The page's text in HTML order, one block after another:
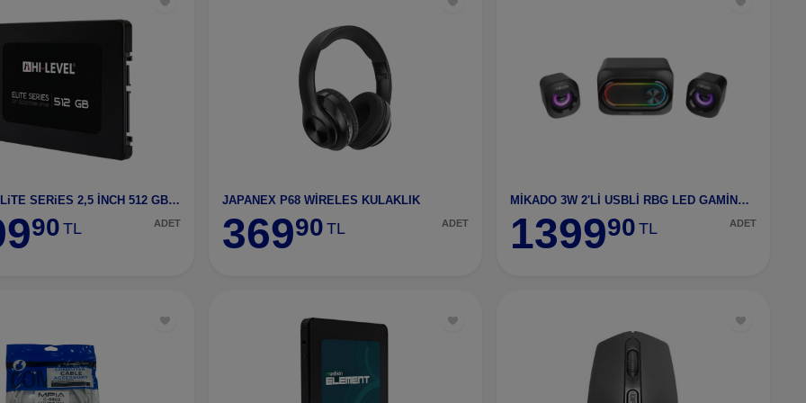
HI-LEVEL ELiTE SERiES 2,5 İNCH 512 GB SSD HDD
90 TL ADET
JAPANEX P68 WİRELES KULAKLIK
36990 TL ADET
MİKADO 3W 2'Lİ USBLİ RBG LED GAMİNG SPEAKER
139990 TL ADET